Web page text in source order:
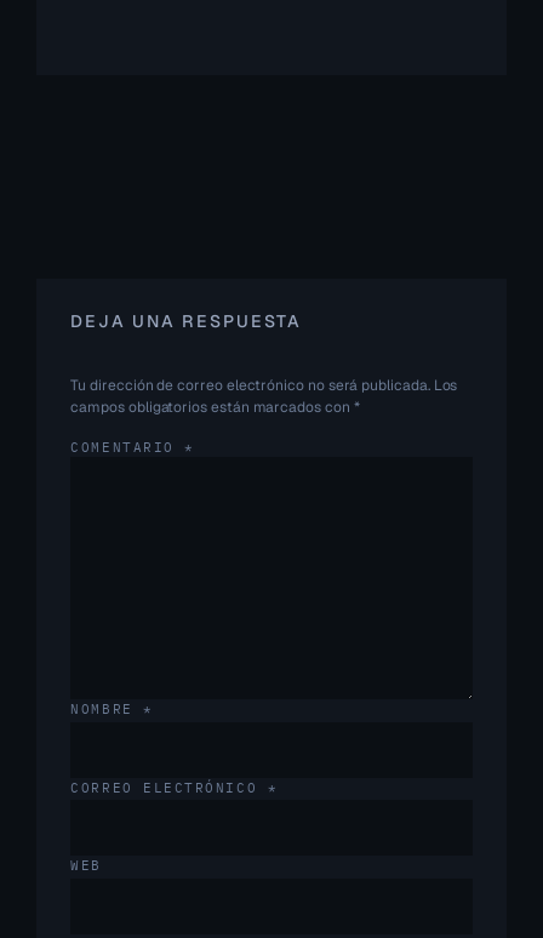
DEJA UNA RESPUESTA
Tu dirección de correo electrónico no será publicada. Los
campos obligatorios están marcados con *
COMENTARIO*
NOMBRE*
CORREO ELECTRÓNICO *
WEB